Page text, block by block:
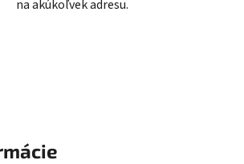
na akúkoľvek adresu.